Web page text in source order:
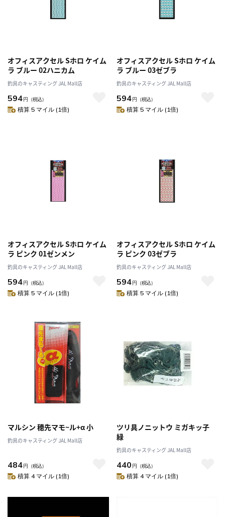
オフィスアクセル Sホロ ケイム
ラ ブルー 02ハニカム
釣具のキャスティング JAL Mall店
594円 （税込）
積算 5 マイル (1倍)
オフィスアクセル Sホロ ケイム
ラ ブルー 03ゼブラ
釣具のキャスティング JAL Mall店
594円 （税込）
積算 5 マイル (1倍)
オフィスアクセル Sホロ ケイム
ラ ピンク 01ゼンメン
釣具のキャスティング JAL Mall店
594円 （税込）
積算 5 マイル (1倍)
オフィスアクセル Sホロ ケイム
ラ ピンク 03ゼブラ
釣具のキャスティング JAL Mall店
594円 （税込）
積算 5 マイル (1倍)
マルシン 穂先マモ~ル+α 小
釣具のキャスティング JAL Mall店
484円 （税込）
積算 4 マイル (1倍)
ツリ具ノニットウ ミガキッ子
緑
釣具のキャスティング JAL Mall店
440 円 （税込）
積算 4 マイル (1倍)